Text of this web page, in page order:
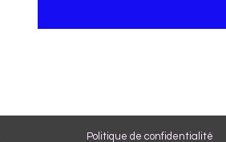
Politique de confidentialité